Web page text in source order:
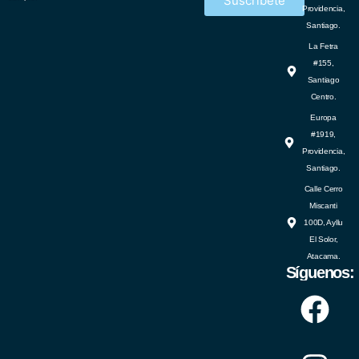
Providencia,
Santiago.
La Fetra
#155,
Santiago
Centro.
Europa
#1919,
Providencia,
Santiago.
Calle Cerro
Miscanti
100D, Ayllu
El Solor,
Atacama.
Síguenos: